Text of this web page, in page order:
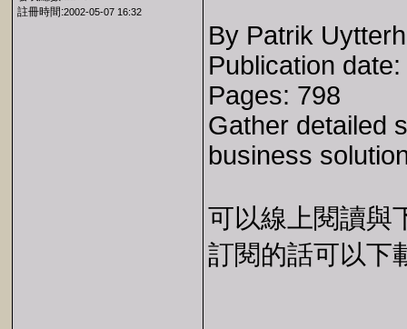
註冊時間:2002-05-07 16:32
By Patrik
Publication
Pages: 798
Gather detailed
business
可以線上閱讀與
訂閱的話可以下